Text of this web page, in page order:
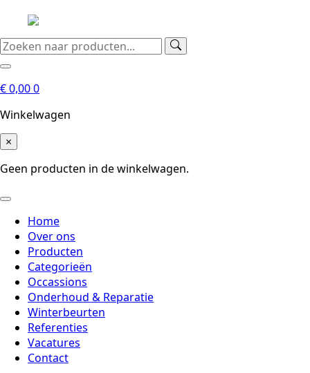
€0,000
Winkelwagen
×
Geen producten in de winkelwagen.
Home
Over ons
Producten
Categorieën
Occassions
Onderhoud & Reparatie
Winterbeurten
Referenties
Vacatures
Contact